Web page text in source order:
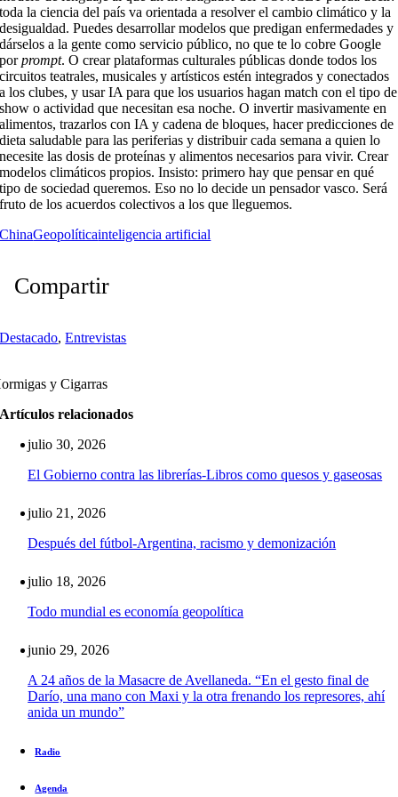
toda la ciencia del país va orientada a resolver el cambio climático y la
desigualdad. Puedes desarrollar modelos que predigan enfermedades y
dárselos a la gente como servicio público, no que te lo cobre Google
porprompt. O crear plataformas culturales públicas donde todos los
circuitos teatrales, musicales y artísticos estén integrados y conectados
a los clubes, y usar IA para que los usuarios hagan match con el tipo de
show o actividad que necesitan esa noche. O invertir masivamente en
alimentos, trazarlos con IA y cadena de bloques, hacer predicciones de
dieta saludable para las periferias y distribuir cada semana a quien lo
necesite las dosis de proteínas y alimentos necesarios para vivir. Crear
modelos climáticos propios. Insisto: primero hay que pensar en qué
tipo de sociedad queremos. Eso no lo decide un pensador vasco. Será
fruto de los acuerdos colectivos a los que lleguemos.
ChinaGeopolíticainteligencia artificial
Compartir
Destacado,Entrevistas
y Cigarras
Artículos relacionados
julio 30, 2026
El Gobierno contra las librerías-Libros como quesos y gaseosas
julio 21, 2026
Después del fútbol-Argentina, racismo y demonización
julio 18, 2026
Todo mundial es economía geopolítica
junio 29, 2026
A 24 años de la Masacre de Avellaneda. “En el gesto final de
Darío, una mano con Maxi y la otra frenando los represores, ahí
anida un mundo”
Radio
Agenda